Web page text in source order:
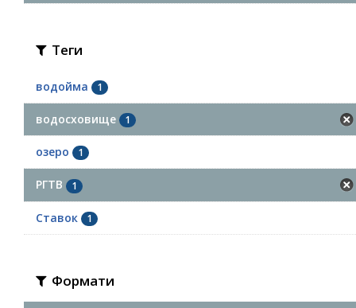
Теги
водойма 1
водосховище 1
озеро 1
РГТВ 1
Ставок 1
Формати